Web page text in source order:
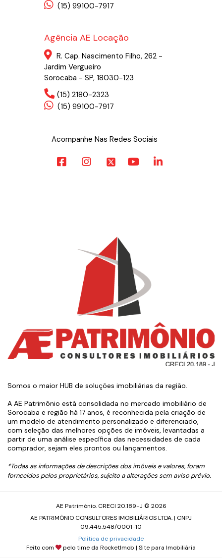
(15) 99100-7917
Agência AE Locação
R. Cap. Nascimento Filho, 262 -
Jardim Vergueiro
Sorocaba - SP, 18030-123
(15) 2180-2323
(15) 99100-7917
Acompanhe Nas Redes Sociais
Somos o maior HUB de soluções imobiliárias da região.
A AE Patrimônio está consolidada no mercado imobiliário de
Sorocaba e região há 17 anos, é reconhecida pela criação de
um modelo de atendimento personalizado e diferenciado,
com seleção das melhores opções de imóveis, levantadas a
partir de uma análise específica das necessidades de cada
comprador, sejam eles prontos ou lançamentos.
*Todas as informações de descrições dos imóveis e valores, foram
fornecidos pelos proprietários, sujeito a alterações sem aviso prévio.
AE Patrimônio. CRECI 20.189-J © 2026
AE PATRIMÔNIO CONSULTORES IMOBILIÁRIOS LTDA. | CNPJ
09.445.548/0001-10
Política de privacidade
Feito com
pelo time da RocketImob | Site para Imobiliária